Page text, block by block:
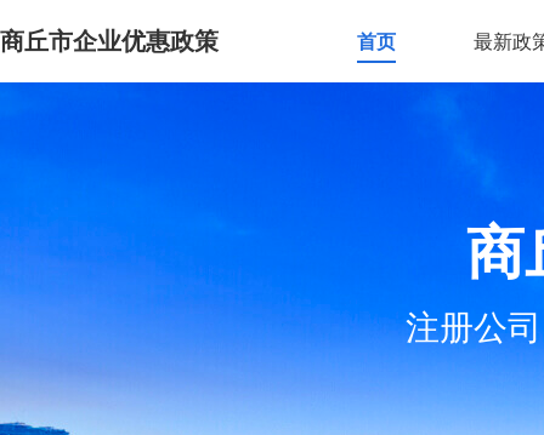
商丘市企业优惠政策 首页 最新政
商
注册公